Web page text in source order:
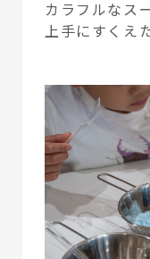
カラフルなス
上手にすくえ